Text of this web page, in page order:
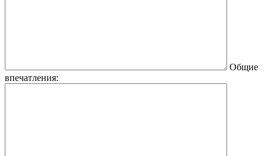
Общие
впечатления: